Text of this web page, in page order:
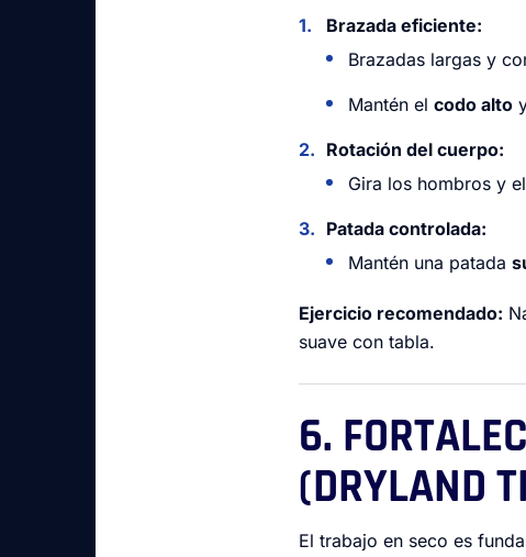
Brazada eficiente:
Brazadas largas y
Mantén el codo alto
Rotación del cuerpo:
Gira los hombros y
Patada controlada:
Mantén una patada
Ejercicio recomendado:
suave con tabla.
6.
(DRYLAND
El trabajo en seco es